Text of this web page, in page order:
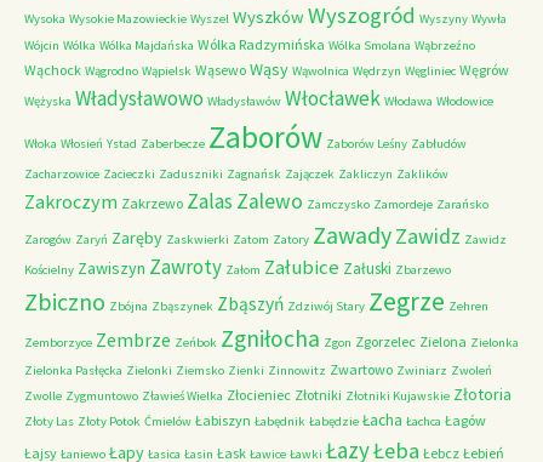
Wysoka Wysokie Mazowieckie Wyszel WyszkówWyszogród Wyszyny Wywła
Wójcin Wólka Wólka Majdańska Wólka Radzymińska Wólka Smolana Wąbrzeźno
Wąchock Wągrodno Wąpielsk Wąsewo Wąsy Wąwolnica Wędrzyn Węgliniec Węgrów
Wężyska Władysławowo Władysławów Włocławek Włodawa Włodowice
Włoka Włosień Ystad Zaberbecze Zaborów Zaborów Leśny Zabłudów
Zacharzowice Zacieczki Zaduszniki Zagnańsk Zajączek Zakliczyn Zaklików
Zakroczym Zakrzewo ZalasZalewo Zamczysko Zamordeje Zarańsko
Zarogów Zaryń Zaręby Zaskwierki Zatom Zatory ZawadyZawidz Zawidz
Kościelny Zawiszyn Zawroty Załom Załubice Załuski Zbarzewo
Zbiczno Zbójna Zbąszynek Zbąszyń Zdziwój Stary Zegrze Zehren
Zemborzyce Zembrze Zeńbok Zgniłocha Zgon Zgorzelec Zielona Zielonka
Zielonka Pasłęcka Zielonki Ziemsko Zienki Zinnowitz Zwartowo Zwiniarz Zwoleń
Zwolle Zygmuntowo Zławieś Wielka Złocieniec Złotniki Złotniki Kujawskie Złotoria
Złoty Las Złoty Potok Ćmielów Łabiszyn Łabędnik Łabędzie Łacha Łachca Łagów
Łajsy Łaniewo Łapy Łasica Łasin Łask Ławice Ławki ŁazyŁeba Łebcz Łebień